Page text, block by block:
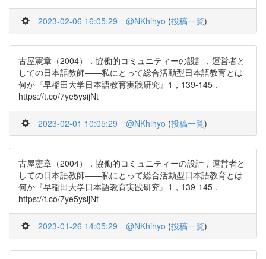
2023-02-06 16:05:29 @NKhihyo (投稿一覧)
古屋憲章（2004）．協働的コミュニティーの設計，運営者と
しての日本語教師――私にとって総合活動型日本語教育とは
何か『早稲田大学日本語教育実践研究』1，139-145．
https://t.co/7ye5ysijNt
2023-02-01 10:05:29 @NKhihyo (投稿一覧)
古屋憲章（2004）．協働的コミュニティーの設計，運営者と
しての日本語教師――私にとって総合活動型日本語教育とは
何か『早稲田大学日本語教育実践研究』1，139-145．
https://t.co/7ye5ysijNt
2023-01-26 14:05:29 @NKhihyo (投稿一覧)